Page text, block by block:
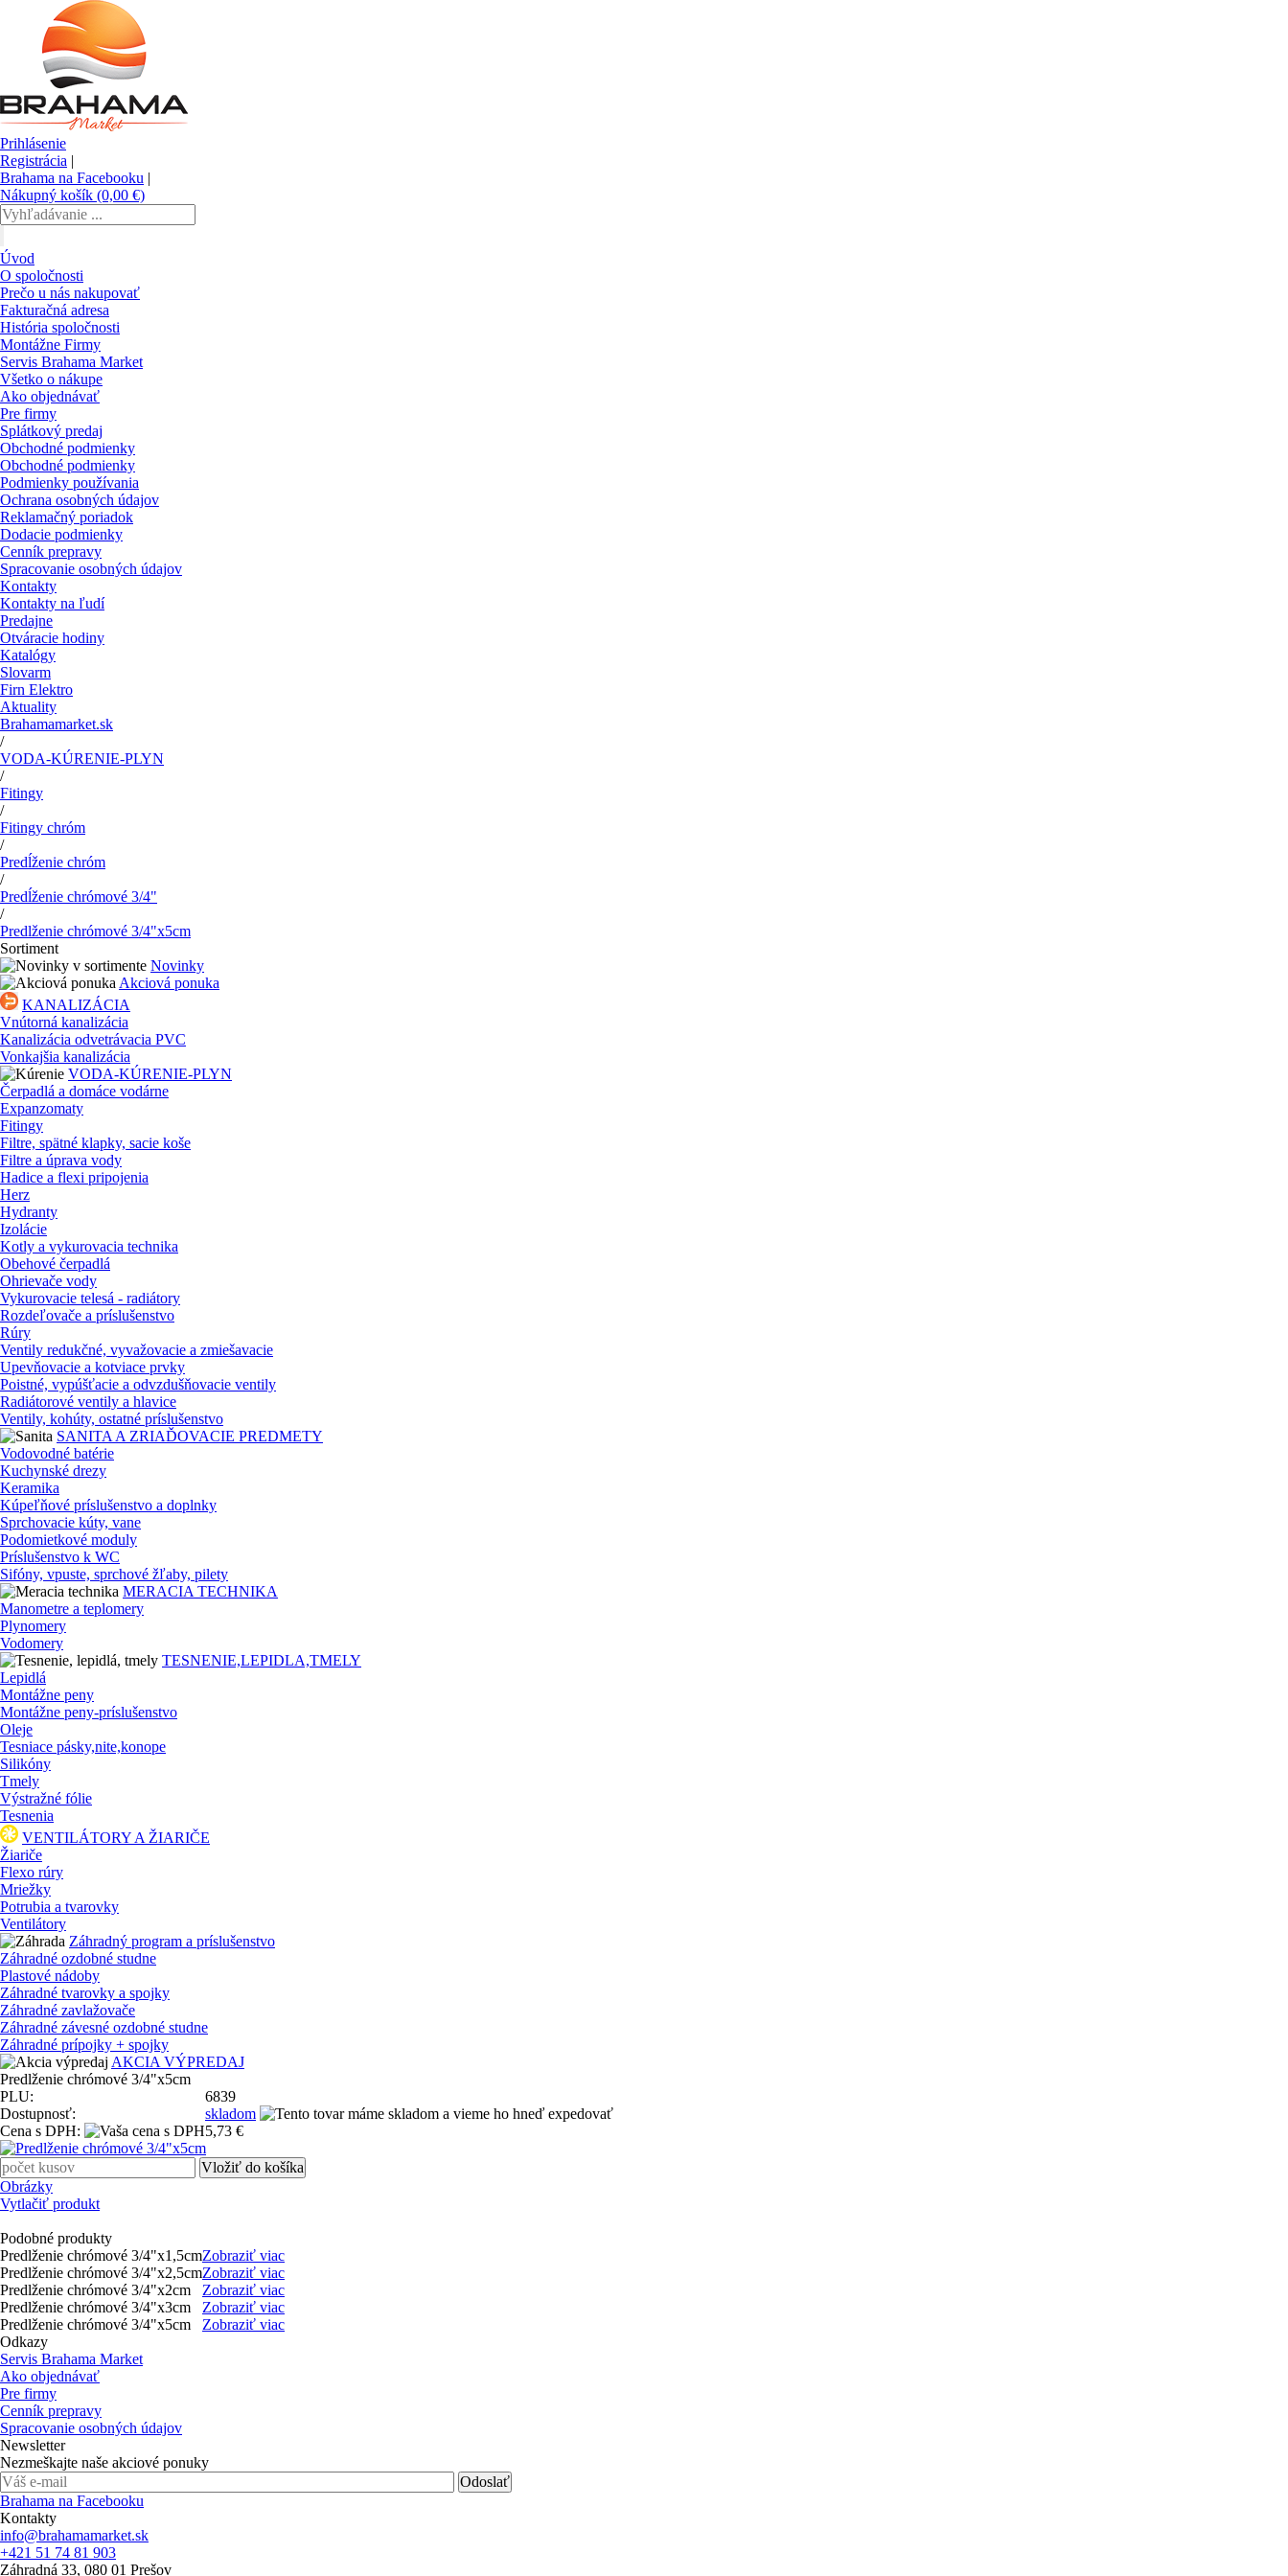
Prihlásenie
Registrácia |
Brahama na Facebooku |
Nákupný košík (0,00 €)
Úvod
O spoločnosti
Prečo u nás nakupovať
Fakturačná adresa
História spoločnosti
Montážne Firmy
Servis Brahama Market
Všetko o nákupe
Ako objednávať
Pre firmy
Splátkový predaj
Obchodné podmienky
Obchodné podmienky
Podmienky používania
Ochrana osobných údajov
Reklamačný poriadok
Dodacie podmienky
Cenník prepravy
Spracovanie osobných údajov
Kontakty
Kontakty na ľudí
Predajne
Otváracie hodiny
Katalógy
Slovarm
Firn Elektro
Aktuality
Brahamamarket.sk
/
VODA-KÚRENIE-PLYN
/
Fitingy
/
Fitingy chróm
/
Predĺženie chróm
/
Predĺženie chrómové 3/4"
/
Predlženie chrómové 3/4"x5cm
Sortiment
Novinky
Akciová ponuka
KANALIZÁCIA
Vnútorná kanalizácia
Kanalizácia odvetrávacia PVC
Vonkajšia kanalizácia
VODA-KÚRENIE-PLYN
Čerpadlá a domáce vodárne
Expanzomaty
Fitingy
Filtre, spätné klapky, sacie koše
Filtre a úprava vody
Hadice a flexi pripojenia
Herz
Hydranty
Izolácie
Kotly a vykurovacia technika
Obehové čerpadlá
Ohrievače vody
Vykurovacie telesá - radiátory
Rozdeľovače a príslušenstvo
Rúry
Ventily redukčné, vyvažovacie a zmiešavacie
Upevňovacie a kotviace prvky
Poistné, vypúšťacie a odvzdušňovacie ventily
Radiátorové ventily a hlavice
Ventily, kohúty, ostatné príslušenstvo
SANITA A ZRIAĎOVACIE PREDMETY
Vodovodné batérie
Kuchynské drezy
Keramika
Kúpeľňové príslušenstvo a doplnky
Sprchovacie kúty, vane
Podomietkové moduly
Príslušenstvo k WC
Sifóny, vpuste, sprchové žľaby, pilety
MERACIA TECHNIKA
Manometre a teplomery
Plynomery
Vodomery
TESNENIE,LEPIDLA,TMELY
Lepidlá
Montážne peny
Montážne peny-príslušenstvo
Oleje
Tesniace pásky,nite,konope
Silikóny
Tmely
Výstražné fólie
Tesnenia
VENTILÁTORY A ŽIARIČE
Žiariče
Flexo rúry
Mriežky
Potrubia a tvarovky
Ventilátory
Záhradný program a príslušenstvo
Záhradné ozdobné studne
Plastové nádoby
Záhradné tvarovky a spojky
Záhradné zavlažovače
Záhradné závesné ozdobné studne
Záhradné prípojky + spojky
AKCIA VÝPREDAJ
Predlženie chrómové 3/4"x5cm
PLU:
6839
Dostupnosť:
skladom
Cena s DPH:
5,73 €
Obrázky
Vytlačiť produkt
Podobné produkty
Predlženie chrómové 3/4"x1,5cmZobraziť viac
Predlženie chrómové 3/4"x2,5cmZobraziť viac
Predlženie chrómové 3/4"x2cm
Zobraziť viac
Predlženie chrómové 3/4"x3cm
Zobraziť viac
Predlženie chrómové 3/4"x5cm
Zobraziť viac
Odkazy
Servis Brahama Market
Ako objednávať
Pre firmy
Cenník prepravy
Spracovanie osobných údajov
Newsletter
Nezmeškajte naše akciové ponuky
Brahama na Facebooku
Kontakty
info@brahamamarket.sk
+421 51 74 81 903
Záhradná 33, 080 01 Prešov